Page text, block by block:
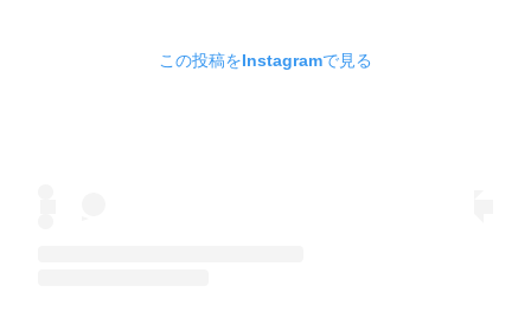
この投稿をInstagramで見る